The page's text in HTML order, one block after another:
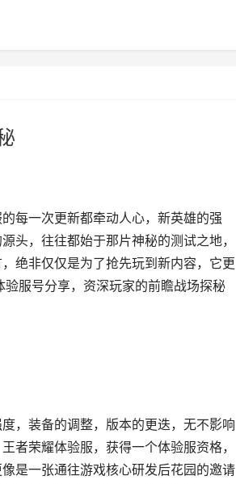
每一次更新都牵动人心，新英雄的强
头，往往都始于那片神秘的测试之地，
绝非仅仅是为了抢先玩到新内容，它更
服号分享，资深玩家的前瞻战场探秘
，装备的调整，版本的更迭，无不影响
者荣耀体验服，获得一个体验服资格，
是一张通往游戏核心研发后花园的邀请